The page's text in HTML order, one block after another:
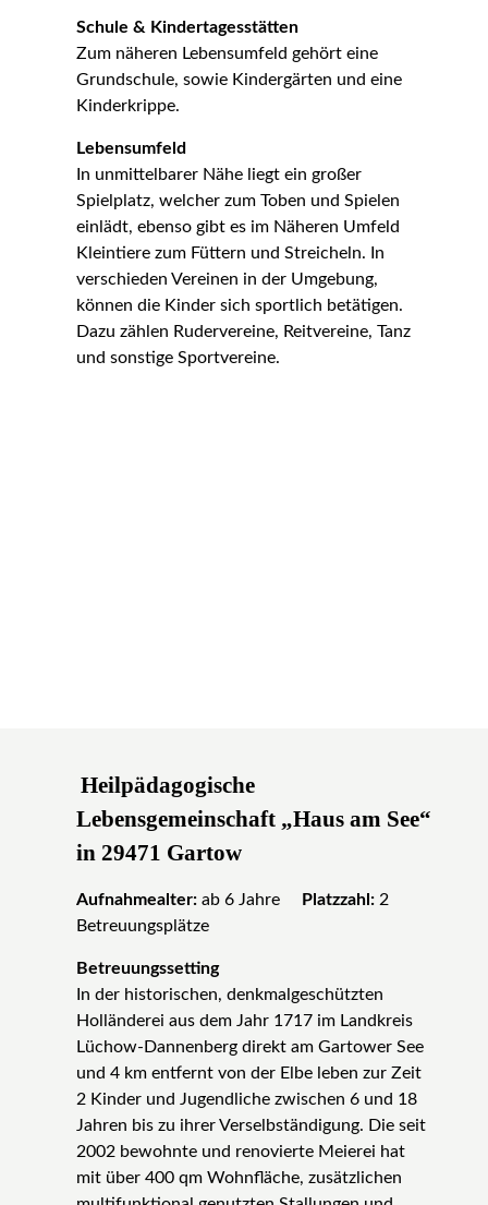
Schule & Kindertagesstätten
Zum näheren Lebensumfeld gehört eine
Grundschule, sowie Kindergärten und eine
Kinderkrippe.
Lebensumfeld
In unmittelbarer Nähe liegt ein großer
Spielplatz, welcher zum Toben und Spielen
einlädt, ebenso gibt es im Näheren Umfeld
Kleintiere zum Füttern und Streicheln. In
verschieden Vereinen in der Umgebung,
können die Kinder sich sportlich betätigen.
Dazu zählen Rudervereine, Reitvereine, Tanz
und sonstige Sportvereine.
Heilpädagogische
Lebensgemeinschaft „Haus am See“
in 29471 Gartow
Aufnahmealter: ab 6 Jahre Platzzahl: 2
Betreuungsplätze
Betreuungssetting
In der historischen, denkmalgeschützten
Holländerei aus dem Jahr 1717 im Landkreis
Lüchow-Dannenberg direkt am Gartower See
und 4 km entfernt von der Elbe leben zur Zeit
2 Kinder und Jugendliche zwischen 6 und 18
Jahren bis zu ihrer Verselbständigung. Die seit
2002 bewohnte und renovierte Meierei hat
mit über 400 qm Wohnfläche, zusätzlichen